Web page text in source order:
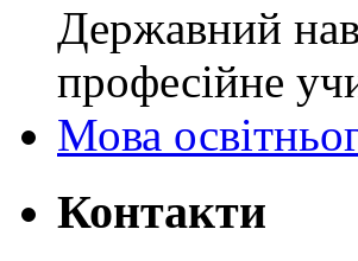
Державний
професійне
Мова
Контакти